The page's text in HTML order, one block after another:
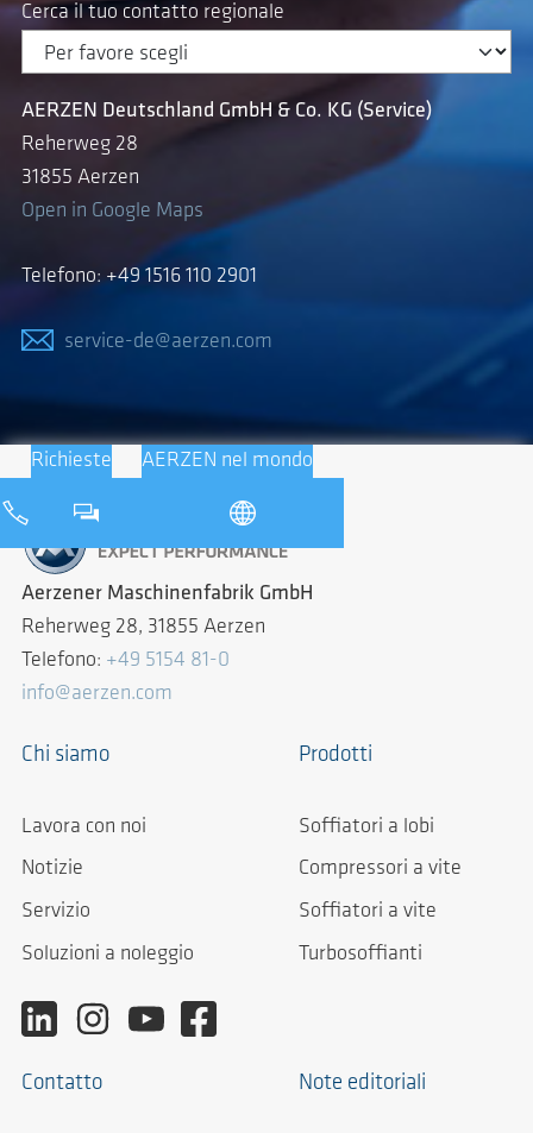
Cerca il tuo contatto regionale
AERZEN Deutschland GmbH & Co. KG (Service)
Reherweg 28
31855 Aerzen
Open in Google Maps
Telefono: +49 1516 110 2901
service-de@aerzen.com
Richieste AERZEN nel mondo
Aerzener Maschinenfabrik GmbH
Reherweg 28, 31855 Aerzen
Telefono: +49 5154 81-0
info@aerzen.com
Chi siamo
Lavora con noi
Notizie
Servizio
Soluzioni a noleggio
Prodotti
Soffiatori a lobi
Compressori a vite
Soffiatori a vite
Turbosoffianti
Contatto Note editoriali